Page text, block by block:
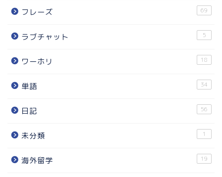
フレーズ 69
ラブチャット 5
ワーホリ 18
単語 34
日記 56
未分類 1
海外留学 19